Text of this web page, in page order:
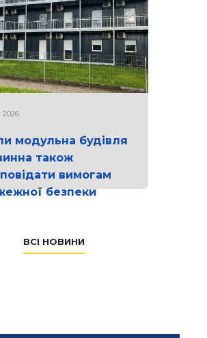
2026
модульна будівля
також
вимогам
безпеки
ВСІ НОВИНИ